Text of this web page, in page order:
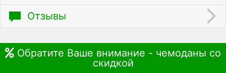
Отзывы
Обратите Ваше внимание - чемоданы со
скидкой